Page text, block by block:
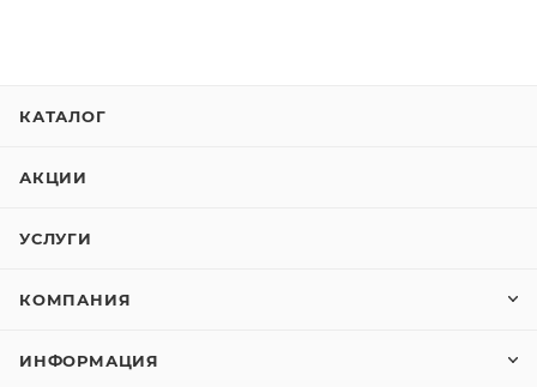
КАТАЛОГ
АКЦИИ
УСЛУГИ
КОМПАНИЯ
ИНФОРМАЦИЯ